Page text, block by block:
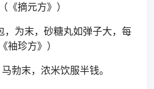
《摘元方》）
为末，砂糖丸如弹子大，每
袖珍方》）
勃末，浓米饮服半钱。